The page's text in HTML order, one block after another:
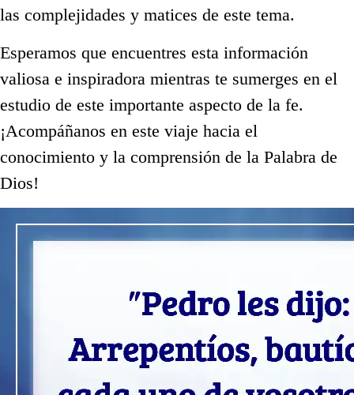
las complejidades y matices de este tema.
Esperamos que encuentres esta información
valiosa e inspiradora mientras te sumerges en el
estudio de este importante aspecto de la fe.
¡Acompáñanos en este viaje hacia el
conocimiento y la comprensión de la Palabra de
Dios!